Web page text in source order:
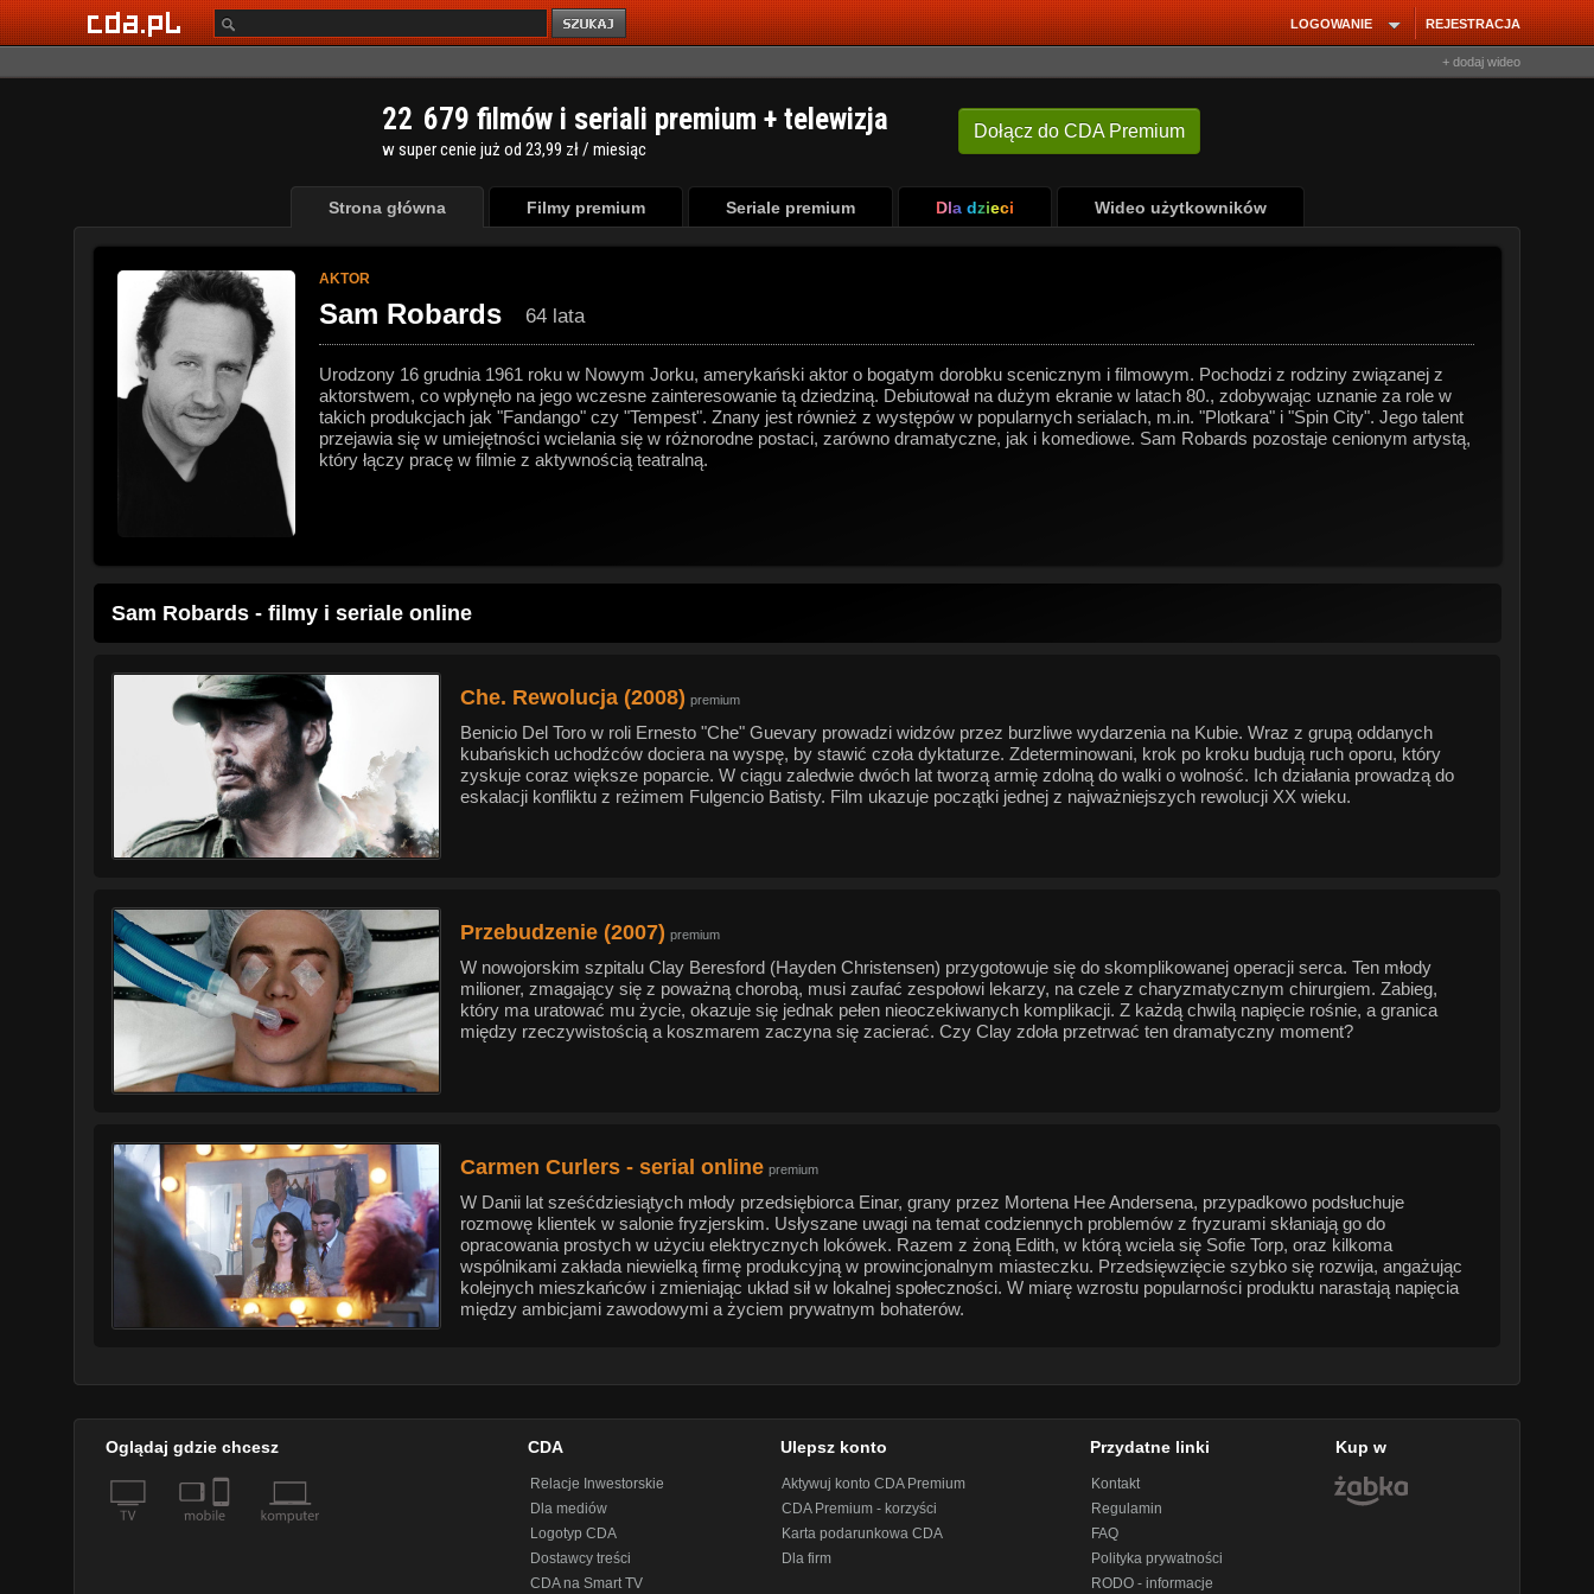
REJESTRACJA
LOGOWANIE
+ dodaj wideo
Dołącz do CDA Premium
22 679 filmów i seriali premium + telewizja
w super cenie już od 23,99 zł / miesiąc
Strona główna Filmy premium Seriale premium Dla dzieci Wideo użytkowników
AKTOR
Sam Robards 64 lata
Urodzony 16 grudnia 1961 roku w Nowym Jorku, amerykański aktor o bogatym dorobku scenicznym i filmowym. Pochodzi z rodziny związanej z
aktorstwem, co wpłynęło na jego wczesne zainteresowanie tą dziedziną. Debiutował na dużym ekranie w latach 80., zdobywając uznanie za role w
takich produkcjach jak "Fandango" czy "Tempest". Znany jest również z występów w popularnych serialach, m.in. "Plotkara" i "Spin City". Jego talent
przejawia się w umiejętności wcielania się w różnorodne postaci, zarówno dramatyczne, jak i komediowe. Sam Robards pozostaje cenionym artystą,
który łączy pracę w filmie z aktywnością teatralną.
Sam Robards - filmy i seriale online
Che. Rewolucja (2008) premium
Benicio Del Toro w roli Ernesto "Che" Guevary prowadzi widzów przez burzliwe wydarzenia na Kubie. Wraz z grupą oddanych
kubańskich uchodźców dociera na wyspę, by stawić czoła dyktaturze. Zdeterminowani, krok po kroku budują ruch oporu, który
zyskuje coraz większe poparcie. W ciągu zaledwie dwóch lat tworzą armię zdolną do walki o wolność. Ich działania prowadzą do
eskalacji konfliktu z reżimem Fulgencio Batisty. Film ukazuje początki jednej z najważniejszych rewolucji XX wieku.
Przebudzenie (2007) premium
W nowojorskim szpitalu Clay Beresford (Hayden Christensen) przygotowuje się do skomplikowanej operacji serca. Ten młody
milioner, zmagający się z poważną chorobą, musi zaufać zespołowi lekarzy, na czele z charyzmatycznym chirurgiem. Zabieg,
który ma uratować mu życie, okazuje się jednak pełen nieoczekiwanych komplikacji. Z każdą chwilą napięcie rośnie, a granica
między rzeczywistością a koszmarem zaczyna się zacierać. Czy Clay zdoła przetrwać ten dramatyczny moment?
Carmen Curlers - serial online premium
W Danii lat sześćdziesiątych młody przedsiębiorca Einar, grany przez Mortena Hee Andersena, przypadkowo podsłuchuje
rozmowę klientek w salonie fryzjerskim. Usłyszane uwagi na temat codziennych problemów z fryzurami skłaniają go do
opracowania prostych w użyciu elektrycznych lokówek. Razem z żoną Edith, w którą wciela się Sofie Torp, oraz kilkoma
wspólnikami zakłada niewielką firmę produkcyjną w prowincjonalnym miasteczku. Przedsięwzięcie szybko się rozwija, angażując
kolejnych mieszkańców i zmieniając układ sił w lokalnej społeczności. W miarę wzrostu popularności produktu narastają napięcia
między ambicjami zawodowymi a życiem prywatnym bohaterów.
Oglądaj gdzie chcesz CDA
Relacje Inwestorskie
Dla mediów
Logotyp CDA
Dostawcy treści
CDA na Smart TV
Ulepsz konto
Aktywuj konto CDA Premium
CDA Premium - korzyści
Karta podarunkowa CDA
Dla firm
Przydatne linki
Kontakt
Regulamin
FAQ
Polityka prywatności
RODO - informacje
Kup w